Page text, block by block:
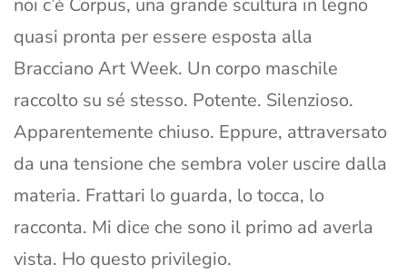
noi c’è Corpus, una grande scultura in legno
quasi pronta per essere esposta alla
Bracciano Art Week. Un corpo maschile
raccolto su sé stesso. Potente. Silenzioso.
Apparentemente chiuso. Eppure, attraversato
da una tensione che sembra voler uscire dalla
materia. Frattari lo guarda, lo tocca, lo
racconta. Mi dice che sono il primo ad averla
vista. Ho questo privilegio.